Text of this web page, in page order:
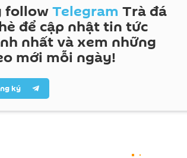
followTelegram Trà đá
để cập nhật tin tức
nhất và xem những
mới mỗi ngày!
ký